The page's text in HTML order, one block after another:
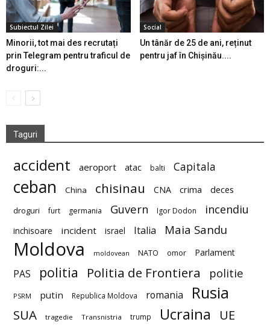
Subiectul Zilei
Minorii, tot mai des recrutați
prin Telegram pentru traficul de
droguri:...
Social
Un tânăr de 25 de ani, reținut
pentru jaf în Chișinău....
Taguri
accident aeroport atac balti Capitala
ceban China chisinau CNA crima deces
droguri furt germania Guvern Igor Dodon incendiu
inchisoare incident israel Italia Maia Sandu
Moldova moldovean NATO omor Parlament
PAS politia Politia de Frontiera politie
PSRM putin Republica Moldova romania Rusia
SUA tragedie Transnistria trump Ucraina UE